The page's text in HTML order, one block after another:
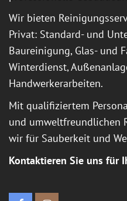
Wir bieten
Privat: Standard- und
Baureinigung, Glas- und
Winterdienst,
Handwerkerarbeiten.
Mit qualifiziertem
und umweltfreundlichen
wir für Sauberkeit und
Kontaktieren Sie uns für